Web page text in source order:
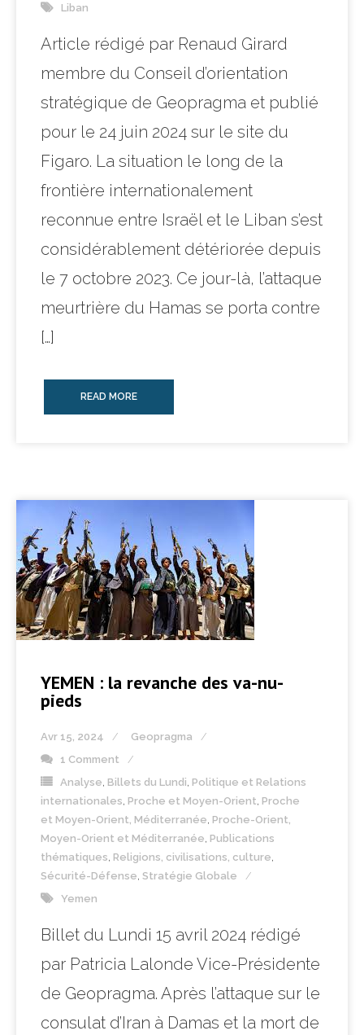
Liban
Article rédigé par Renaud Girard
membre du Conseil d’orientation
stratégique de Geopragma et publié
pour le 24 juin 2024 sur le site du
Figaro. La situation le long de la
frontière internationalement
reconnue entre Israël et le Liban s’est
considérablement détériorée depuis
le 7 octobre 2023. Ce jour-là, l’attaque
meurtrière du Hamas se porta contre
[…]
READ MORE
YEMEN : la revanche des va-nu-
pieds
Avr 15, 2024
Geopragma
1 Comment
Analyse, Billets du Lundi, Politique et Relations
internationales, Proche et Moyen-Orient, Proche
et Moyen-Orient, Méditerranée, Proche-Orient,
Moyen-Orient et Méditerranée, Publications
thématiques, Religions, civilisations, culture,
Sécurité-Défense, Stratégie Globale
Yemen
Billet du Lundi 15 avril 2024 rédigé
par Patricia Lalonde Vice-Présidente
de Geopragma. Après l’attaque sur le
consulat d’Iran à Damas et la mort de